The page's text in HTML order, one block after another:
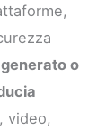
o
video,